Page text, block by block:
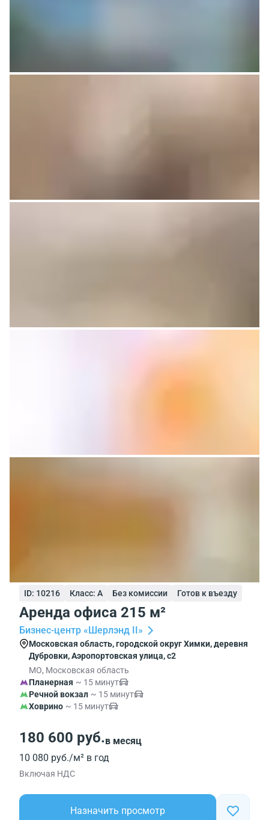
ID: 10216 Класс: A Без комиссии Готов к въезду
Аренда офиса 215 м²
Бизнес-центр «Шерлэнд II»
Московская область, городской округ Химки, деревня
Дубровки, Аэропортовская улица, с2
МО, Московская область
Планерная ~ 15 минут
Речной вокзал ~ 15 минут
Ховрино ~ 15 минут
180 600 руб.в месяц
10 080 руб./м² в год
Включая НДС
Назначить просмотр